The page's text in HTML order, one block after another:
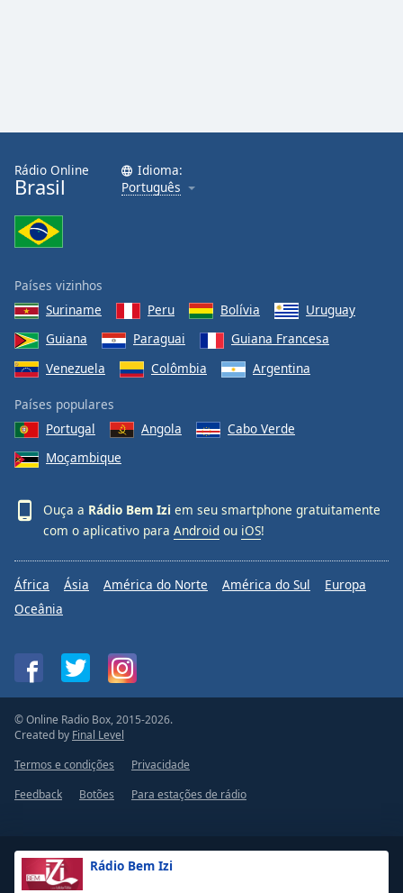
Rádio Bem Izi
Rádio Online
Brasil
Idioma:
Português
Países vizinhos
Suriname
Peru Bolívia
Uruguay
Guiana
Paraguai
Guiana Francesa
Venezuela
Colômbia Argentina
Países populares
Portugal
Angola
Cabo Verde
Moçambique
Ouça a Rádio Bem Izi em seu smartphone gratuitamente
com o aplicativo para Android ou iOS!
África Ásia América do Norte América do Sul
Europa
Oceânia
© Online Radio Box, 2015-2026.
Created by Final Level
Termos e condições
Privacidade
Feedback
Botões Para estações de rádio